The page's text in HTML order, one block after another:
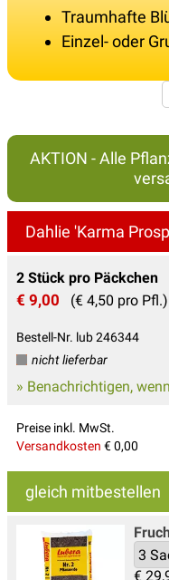
Traumhafte
Einzel- oder
AKTION - Alle
Dahlie 'Karma
2 Stück pro Päckchen
€ 9,00 (€ 4,50 pro Pfl.)
Bestell-Nr. lub 246344
nicht lieferbar
» Benachrichtigen,
Preise inkl. MwSt.
Versandkosten € 0,00
gleich mitbestellen
€